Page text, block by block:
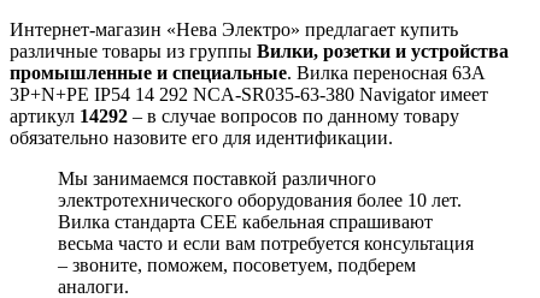
Интернет-магазин «Нева Электро» предлагает купить
различные товары из группы Вилки, розетки и устройства
промышленные и специальные. Вилка переносная 63А
3P+N+PE IP54 14 292 NCA-SR035-63-380 Navigator имеет
артикул 14292 – в случае вопросов по данному товару
обязательно назовите его для идентификации.
Мы занимаемся поставкой различного
электротехнического оборудования более 10 лет.
Вилка стандарта CEE кабельная спрашивают
весьма часто и если вам потребуется консультация
– звоните, поможем, посоветуем, подберем
аналоги.